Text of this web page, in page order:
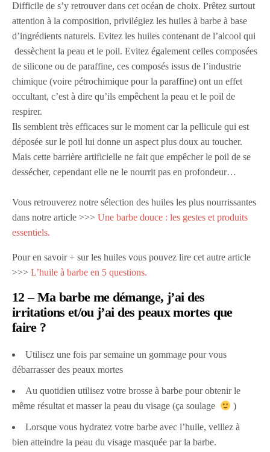
Difficile de s’y retrouver dans cet océan de choix. Prêtez surtout
attention à la composition, privilégiez les huiles à barbe à base
d’ingrédients naturels. Evitez les huiles contenant de l’alcool qui
dessèchent la peau et le poil. Evitez également celles composées
de silicone ou de paraffine, ces composés issus de l’industrie
chimique (voire pétrochimique pour la paraffine) ont un effet
occultant, c’est à dire qu’ils empêchent la peau et le poil de
respirer.
Ils semblent très efficaces sur le moment car la pellicule qui est
déposée sur le poil lui donne un aspect plus doux au toucher.
Mais cette barrière artificielle ne fait que empêcher le poil de se
dessécher, cependant elle ne le nourrit pas en profondeur…
Vous retrouverez notre sélection des huiles les plus nourrissantes
dans notre article >>>Une barbe douce : les gestes et produits
essentiels.
Pour en savoir + sur les huiles vous pouvez lire cet autre article
>>>L’huile à barbe en 5 questions.
12 – Ma barbe me démange, j’ai des
irritations et/ou j’ai des peaux mortes que
faire ?
Utilisez une fois par semaine un gommage pour vous
débarrasser des peaux mortes
Au quotidien utilisez votre brosse à barbe pour obtenir le
même résultat et masser la peau du visage (ça soulage
)
Lorsque vous hydratez votre barbe avec l’huile, veillez à
bien atteindre la peau du visage masquée par la barbe.